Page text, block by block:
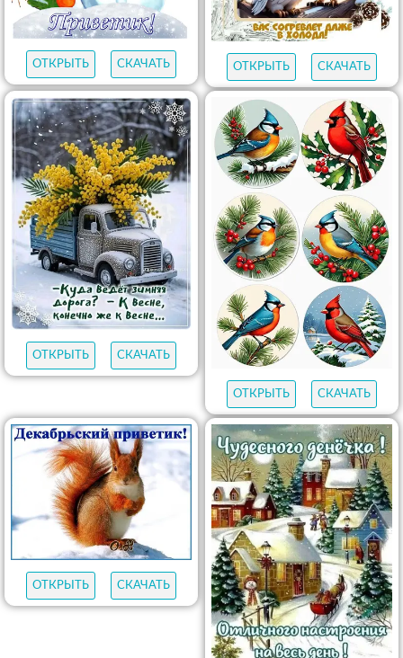
ОТКРЫТЬ СКАЧАТЬ ОТКРЫТЬ СКАЧАТЬ
ОТКРЫТЬ СКАЧАТЬ
ОТКРЫТЬ СКАЧАТЬ
ОТКРЫТЬ СКАЧАТЬ